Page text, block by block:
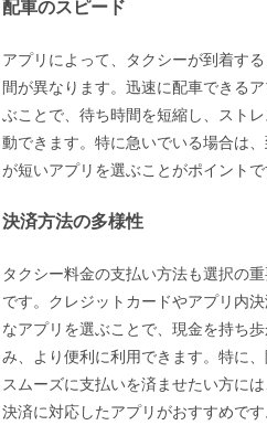
配車のスピード
アプリによって、タクシーが到着す
間が異なります。迅速に配車できる
ぶことで、待ち時間を短縮し、スト
動できます。特に急いでいる場合は、
が短いアプリを選ぶことがポイントで
決済方法の多様性
タクシー料金の支払い方法も選択の
です。クレジットカードやアプリ内
なアプリを選ぶことで、現金を持ち
み、より便利に利用できます。特に、
スムーズに支払いを済ませたい方には
決済に対応したアプリがおすすめです